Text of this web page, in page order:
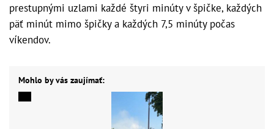
prestupnými uzlami každé štyri minúty v špičke, každých
päť minút mimo špičky a každých 7,5 minúty počas
víkendov.
Mohlo by vás zaujímať: